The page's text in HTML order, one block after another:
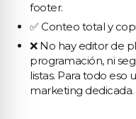
footer.
✅ Conteo total y
❌ No hay editor de
programación, ni
listas. Para todo eso
marketing dedicada.